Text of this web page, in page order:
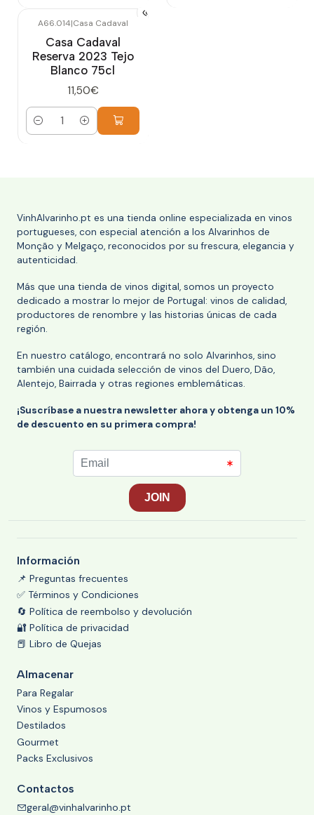
A66.014|Casa Cadaval
Casa Cadaval
Reserva 2023 Tejo
Blanco 75cl
11,50€
Cantidad
VinhAlvarinho.pt es una tienda online especializada en vinos
portugueses, con especial atención a los Alvarinhos de
Monção y Melgaço, reconocidos por su frescura, elegancia y
autenticidad.
Más que una tienda de vinos digital, somos un proyecto
dedicado a mostrar lo mejor de Portugal: vinos de calidad,
productores de renombre y las historias únicas de cada
región.
En nuestro catálogo, encontrará no solo Alvarinhos, sino
también una cuidada selección de vinos del Duero, Dão,
Alentejo, Bairrada y otras regiones emblemáticas.
¡Suscríbase a nuestra newsletter ahora y obtenga un 10%
de descuento en su primera compra!
Información
📌 Preguntas frecuentes
✅ Términos y Condiciones
🔄 Política de reembolso y devolución
🔐 Política de privacidad
📕 Libro de Quejas
Almacenar
Para Regalar
Vinos y Espumosos
Destilados
Gourmet
Packs Exclusivos
Contactos
geral@vinhalvarinho.pt